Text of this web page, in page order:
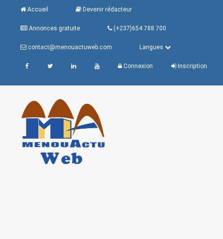
Accueil Devenir rédacteur
Annonces gratuite (+237)654 788 700
contact@menouactuweb.com Langues
Connexion Inscription